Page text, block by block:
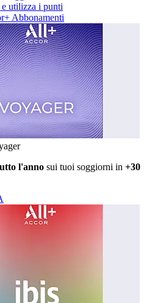
e utilizza i punti
Abbonamenti
l'anno sui tuoi soggiorni in +30